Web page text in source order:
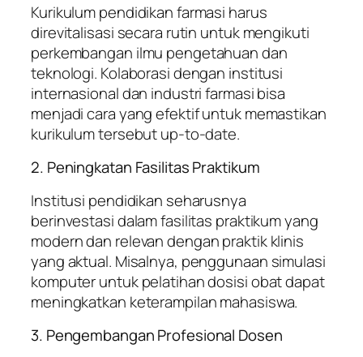
Kurikulum pendidikan farmasi harus
direvitalisasi secara rutin untuk mengikuti
perkembangan ilmu pengetahuan dan
teknologi. Kolaborasi dengan institusi
internasional dan industri farmasi bisa
menjadi cara yang efektif untuk memastikan
kurikulum tersebut up-to-date.
2. Peningkatan Fasilitas Praktikum
Institusi pendidikan seharusnya
berinvestasi dalam fasilitas praktikum yang
modern dan relevan dengan praktik klinis
yang aktual. Misalnya, penggunaan simulasi
komputer untuk pelatihan dosisi obat dapat
meningkatkan keterampilan mahasiswa.
3. Pengembangan Profesional Dosen